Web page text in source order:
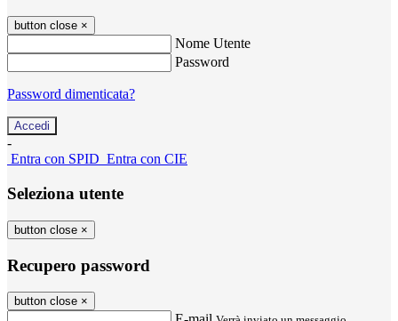
button close ×
Nome Utente
Password
Password dimenticata?
-
Entra con SPID Entra con CIE
Seleziona utente
button close ×
Recupero password
button close ×